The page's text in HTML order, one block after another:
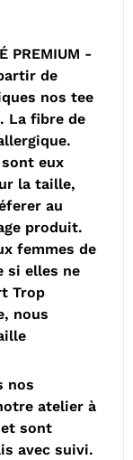
PREMIUM -
de
nos tee
La fibre de
eux
la taille,
au
produit.
femmes de
si elles ne
Trop
nous
nos
atelier à
et sont
avec suivi.